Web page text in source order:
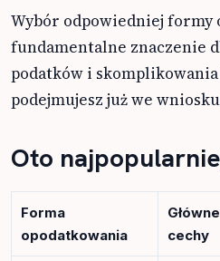
Wybór odpowiedniej formy
fundamentalne znaczenie
podatków i
podejmujesz już we wniosku
Oto
Forma
opodatkowania
Główne
cechy